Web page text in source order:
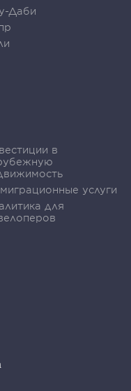
Даби
в
услуги
для